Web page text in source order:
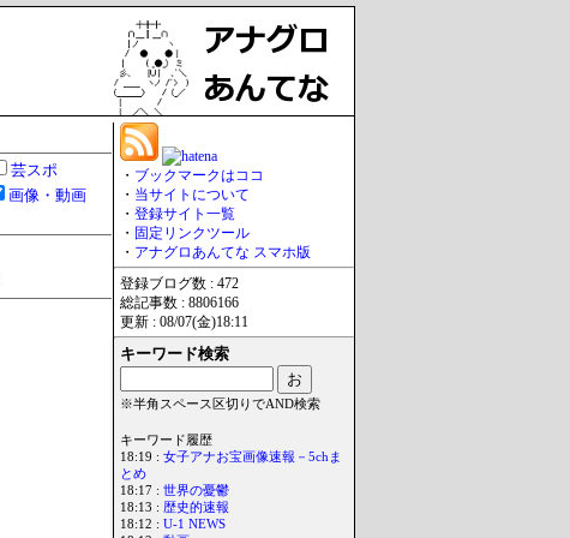
芸スポ
画像・動画
・ ブックマークはココ
・ 当サイトについて
・ 登録サイト一覧
・ 固定リンクツール
・ アナグロあんてな スマホ版
登録ブログ数 : 472
総記事数 : 8806166
更新 : 08/07(金)18:11
キーワード検索
※半角スペース区切りでAND検索
キーワード履歴
18:19 : 女子アナお宝画像速報－5chま
とめ
18:17 : 世界の憂鬱
18:13 : 歴史的速報
18:12 : U-1 NEWS